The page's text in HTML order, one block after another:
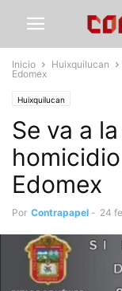
Inicio Huixquilucan
Edomex
Huixquilucan
Se va a
Edomex
Por Contrapapel - 24